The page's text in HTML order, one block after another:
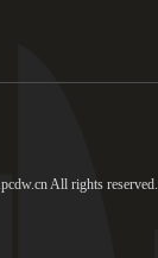
All rights reserved.